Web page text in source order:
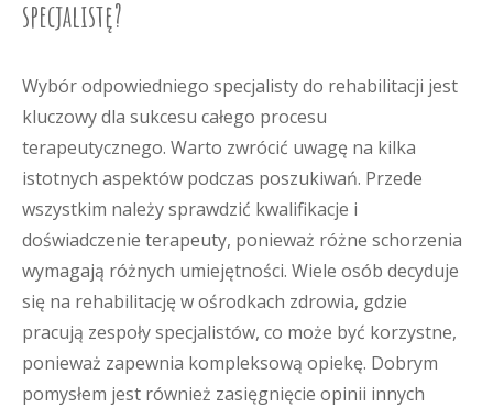
specjalistę?
Wybór odpowiedniego specjalisty do rehabilitacji jest
kluczowy dla sukcesu całego procesu
terapeutycznego. Warto zwrócić uwagę na kilka
istotnych aspektów podczas poszukiwań. Przede
wszystkim należy sprawdzić kwalifikacje i
doświadczenie terapeuty, ponieważ różne schorzenia
wymagają różnych umiejętności. Wiele osób decyduje
się na rehabilitację w ośrodkach zdrowia, gdzie
pracują zespoły specjalistów, co może być korzystne,
ponieważ zapewnia kompleksową opiekę. Dobrym
pomysłem jest również zasięgnięcie opinii innych